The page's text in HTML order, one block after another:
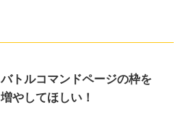
バトルコマンドページの枠を
増やしてほしい！